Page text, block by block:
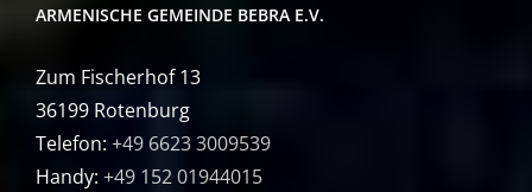
ARMENISCHE GEMEINDE BEBRA E.V.
Zum Fischerhof 13
36199 Rotenburg
Telefon: +49 6623 3009539
Handy: +49 152 01944015